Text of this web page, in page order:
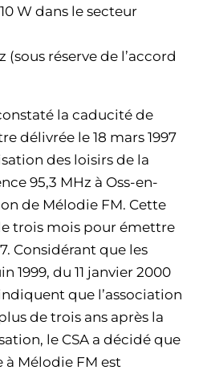
W dans le secteur
(sous réserve de l’accord
la caducité de
délivrée le 18 mars 1997
des loisirs de la
95,3 MHz à Oss-en-
de Mélodie FM. Cette
trois mois pour émettre
Considérant que les
1999, du 11 janvier 2000
que l’association
de trois ans après la
le CSA a décidé que
à Mélodie FM est